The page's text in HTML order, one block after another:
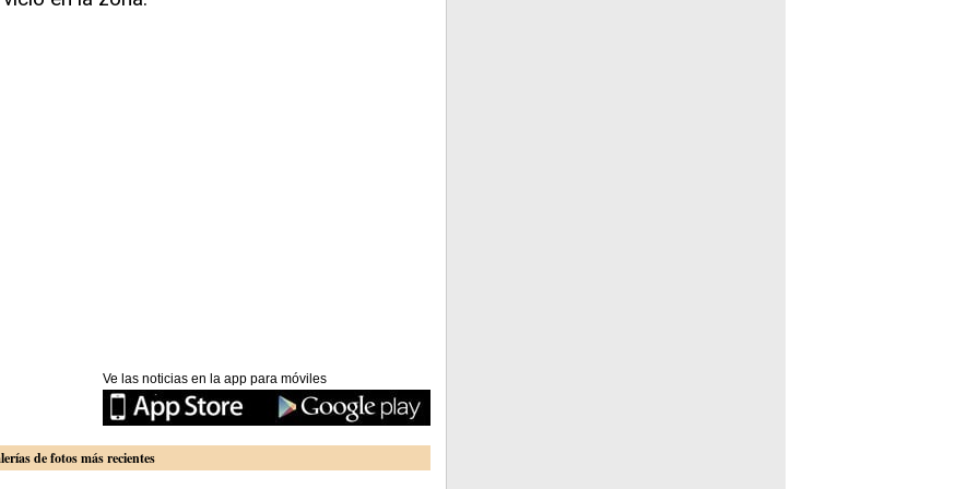
Ve las noticias en la app para móviles
de fotos más recientes